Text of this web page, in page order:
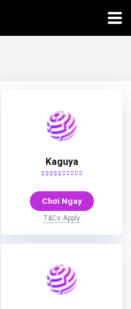
Kaguya
Chơi Ngay
T&Cs Apply